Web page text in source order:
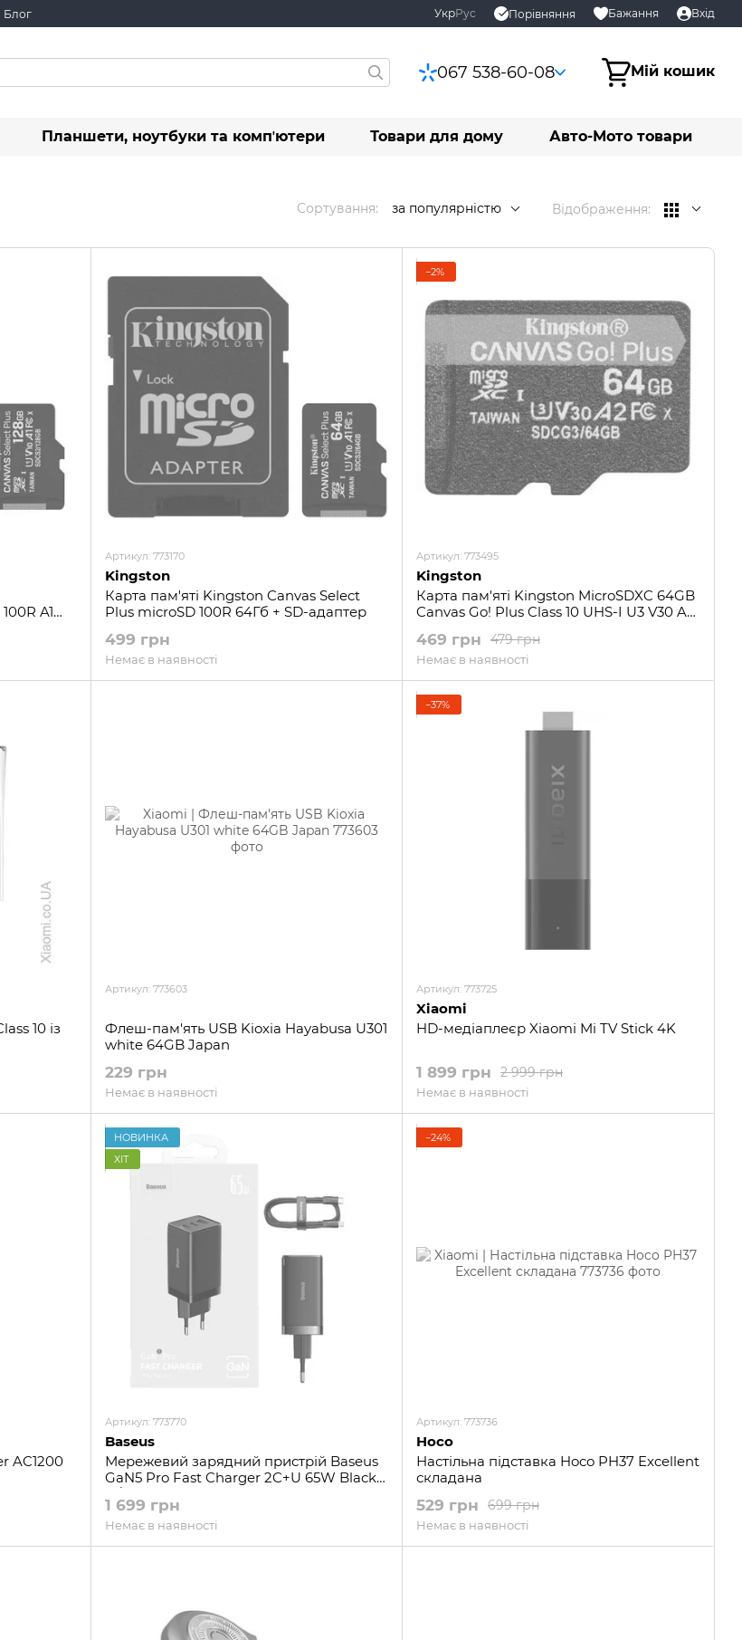
Блог УкрРус Порівняння Бажання Вхід
067 538-60-08 Мій кошик
Планшети, ноутбуки та компʼютери Товари для дому Авто-Мото товари
Сортування: за популярністю Відображення:
A1
Артикул: 773170
Kingston
Карта пам'яті Kingston Canvas Select
Plus microSD 100R 64Гб + SD-адаптер
499 грн
Немає в наявності
−2%
Артикул: 773495
Kingston
Карта пам'яті Kingston MicroSDXC 64GB
Canvas Go! Plus Class 10 UHS-I U3 V30 A2
479 грн
469 грн
Немає в наявності
10 із
Артикул: 773603
Флеш-пам'ять USB Kioxia Hayabusa U301
white 64GB Japan
229 грн
Немає в наявності
−37%
Артикул: 773725
Xiaomi
HD-медіаплеєр Xiaomi Mi TV Stick 4K
2 999 грн
1 899 грн
Немає в наявності
AC1200
НОВИНКА
ХІТ
Артикул: 773770
Baseus
Мережевий зарядний пристрій Baseus
GaN5 Pro Fast Charger 2C+U 65W Black
w/Type-C to Type-C (CCGP120201)
1 699 грн
Немає в наявності
−24%
Артикул: 773736
Hoco
Настільна підставка Hoco PH37 Excellent
складана
699 грн
529 грн
Немає в наявності